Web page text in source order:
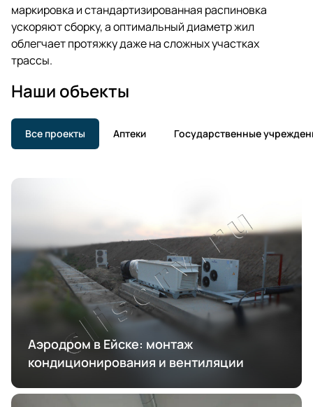
маркировка и стандартизированная распиновка
ускоряют сборку, а оптимальный диаметр жил
облегчает протяжку даже на сложных участках
трассы.
Наши объекты
Все проекты Аптеки Государственные
Аэродром в Ейске: монтаж
кондиционирования и вентиляции